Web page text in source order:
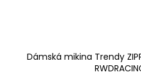
Dámská mikina Trendy